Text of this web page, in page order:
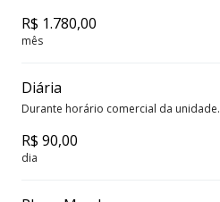
R$ 1.780,00
mês
Diária
Durante horário comercial da unidade.
R$ 90,00
dia